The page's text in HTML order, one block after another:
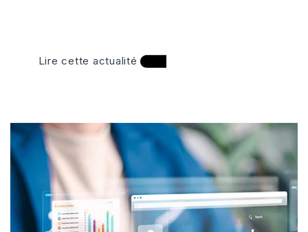
Lire cette actualité